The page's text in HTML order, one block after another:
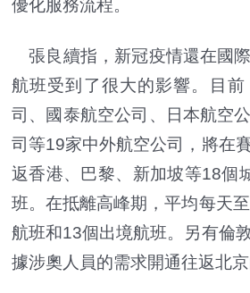
優化服務流程。
張良續指，新冠疫情還在國
航班受到了很大的影響。目
司、國泰航空公司、日本航空
司等19家中外航空公司，將在
返香港、巴黎、新加坡等18個
班。在抵離高峰期，平均每天
航班和13個出境航班。另有倫
據涉奧人員的需求開通往返北京